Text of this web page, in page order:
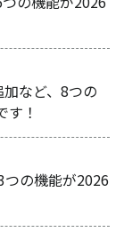
など、8つの
！
つの機能が2026